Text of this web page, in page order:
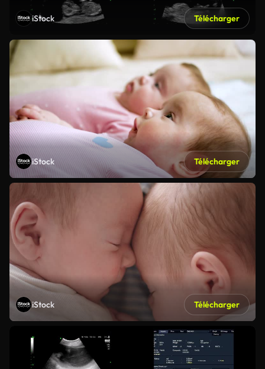
iStock Télécharger
iStock Télécharger
iStock Télécharger